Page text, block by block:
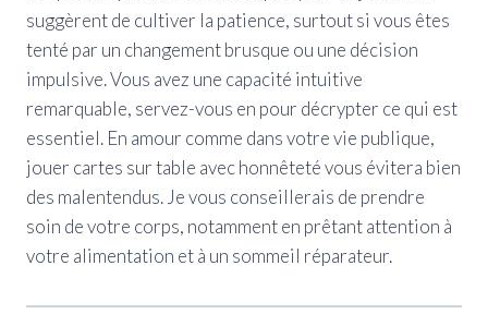
suggèrent de cultiver la patience, surtout si vous êtes
tenté par un changement brusque ou une décision
impulsive. Vous avez une capacité intuitive
remarquable, servez-vous en pour décrypter ce qui est
essentiel. En amour comme dans votre vie publique,
jouer cartes sur table avec honnêteté vous évitera bien
des malentendus. Je vous conseillerais de prendre
soin de votre corps, notamment en prêtant attention à
votre alimentation et à un sommeil réparateur.